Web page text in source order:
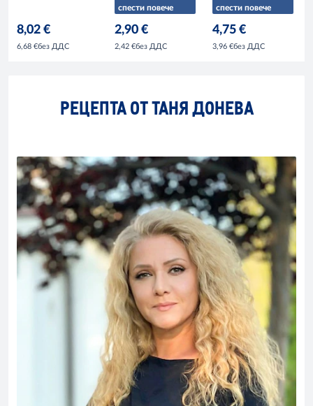
8,02 €
6,68 €без ДДС
спести повече
2,90 €
2,42 €без ДДС
спести повече
4,75 €
3,96 €без ДДС
РЕЦЕПТА ОТ ТАНЯ ДОНЕВА